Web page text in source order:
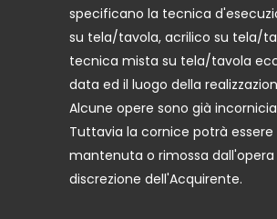
specificano la tecnica
su tela/tavola, acrilico su tela/
tecnica mista su tela/tavola
data ed il luogo della
Alcune opere sono già
Tuttavia la cornice potrà essere
mantenuta o rimossa dall'opera
discrezione dell'Acquirente.